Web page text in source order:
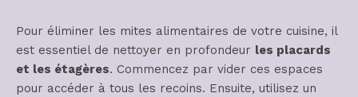
Pour éliminer les mites alimentaires de votre cuisine, il
est essentiel de nettoyer en profondeur les placards
et les étagères. Commencez par vider ces espaces
pour accéder à tous les recoins. Ensuite, utilisez un